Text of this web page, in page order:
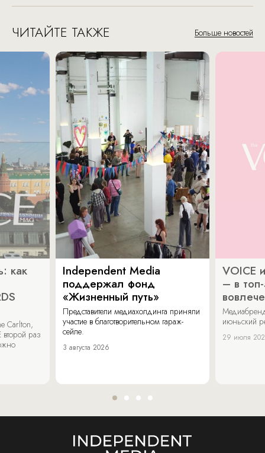
ЧИТАЙТЕ ТАКЖЕ Больше новостей
как
Carlton,
раз
Independent Media
поддержал фонд
«Жизненный путь»
Представители медиахолдинга приняли
участие в благотворительном гараж-
сейле.
3 августа 2026
VOICE
– в
июньский
29 июля